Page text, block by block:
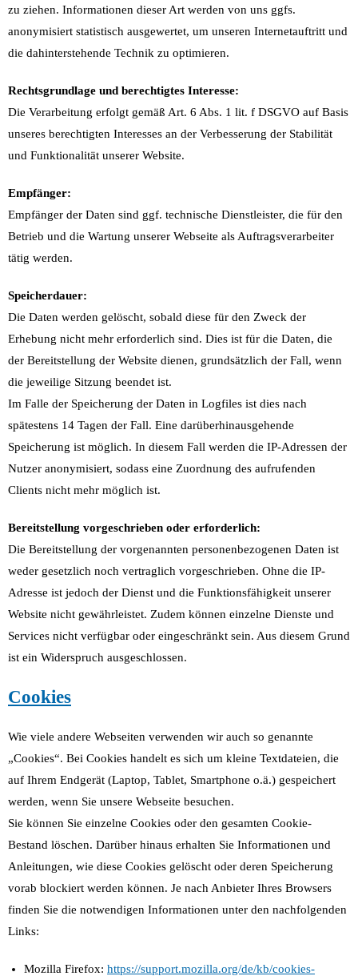
zu ziehen. Informationen dieser Art werden von uns ggfs.
anonymisiert statistisch ausgewertet, um unseren Internetauftritt und
die dahinterstehende Technik zu optimieren.
Rechtsgrundlage und berechtigtes Interesse:
Die Verarbeitung erfolgt gemäß Art. 6 Abs. 1 lit. f DSGVO auf Basis
unseres berechtigten Interesses an der Verbesserung der Stabilität
und Funktionalität unserer Website.
Empfänger:
Empfänger der Daten sind ggf. technische Dienstleister, die für den
Betrieb und die Wartung unserer Webseite als Auftragsverarbeiter
tätig werden.
Speicherdauer:
Die Daten werden gelöscht, sobald diese für den Zweck der
Erhebung nicht mehr erforderlich sind. Dies ist für die Daten, die
der Bereitstellung der Website dienen, grundsätzlich der Fall, wenn
die jeweilige Sitzung beendet ist.
Im Falle der Speicherung der Daten in Logfiles ist dies nach
spätestens 14 Tagen der Fall. Eine darüberhinausgehende
Speicherung ist möglich. In diesem Fall werden die IP-Adressen der
Nutzer anonymisiert, sodass eine Zuordnung des aufrufenden
Clients nicht mehr möglich ist.
Bereitstellung vorgeschrieben oder erforderlich:
Die Bereitstellung der vorgenannten personenbezogenen Daten ist
weder gesetzlich noch vertraglich vorgeschrieben. Ohne die IP-
Adresse ist jedoch der Dienst und die Funktionsfähigkeit unserer
Website nicht gewährleistet. Zudem können einzelne Dienste und
Services nicht verfügbar oder eingeschränkt sein. Aus diesem Grund
ist ein Widerspruch ausgeschlossen.
Cookies
Wie viele andere Webseiten verwenden wir auch so genannte
„Cookies“. Bei Cookies handelt es sich um kleine Textdateien, die
auf Ihrem Endgerät (Laptop, Tablet, Smartphone o.ä.) gespeichert
werden, wenn Sie unsere Webseite besuchen.
Sie können Sie einzelne Cookies oder den gesamten Cookie-
Bestand löschen. Darüber hinaus erhalten Sie Informationen und
Anleitungen, wie diese Cookies gelöscht oder deren Speicherung
vorab blockiert werden können. Je nach Anbieter Ihres Browsers
finden Sie die notwendigen Informationen unter den nachfolgenden
Links:
Mozilla Firefox: https://support.mozilla.org/de/kb/cookies-